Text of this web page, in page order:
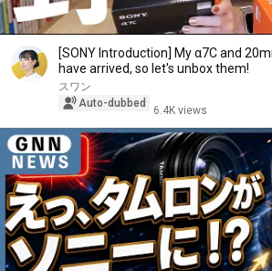
[SONY Introduction] My α7C and
have arrived, so let's unbox them!
スワン
Auto-dubbed
6.4K views